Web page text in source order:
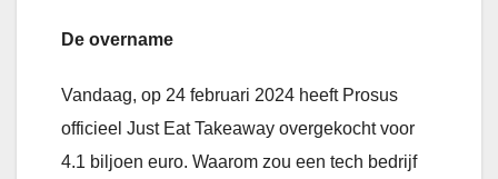
De overname
Vandaag, op 24 februari 2024 heeft Prosus
officieel Just Eat Takeaway overgekocht voor
4.1 biljoen euro. Waarom zou een tech bedrijf